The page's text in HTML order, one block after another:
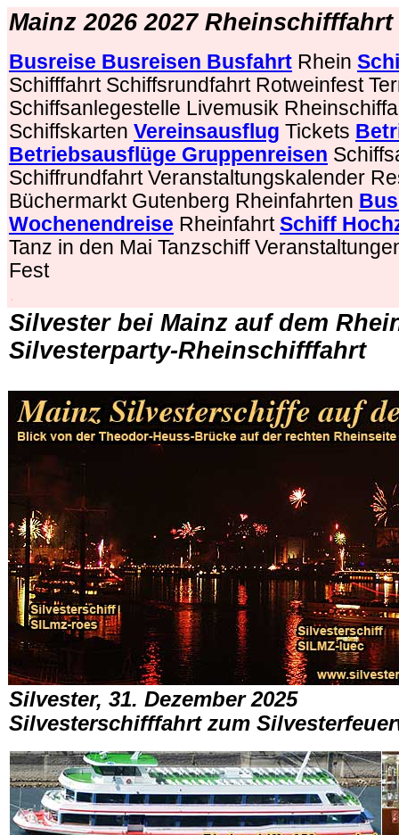
Mainz 2026 2027
Busreise Busreisen Busfahrt Rhein
Schifffahrt Schiffsrundfahrt Rotweinfest
Schiffsanlegestelle Livemusik
Schiffskarten Vereinsausflug Tickets
Betriebsausflüge Gruppenreisen
Schiffrundfahrt Veranstaltungskalender
Büchermarkt Gutenberg Rheinfahrten
Wochenendreise Rheinfahrt Schiff
Tanz in den Mai Tanzschiff
Fest
.
Silvester bei Mainz auf dem
Silvesterparty-Rheinschifffahrt
Silvester, 31. Dezember 2025
Silvesterschifffahrt zum